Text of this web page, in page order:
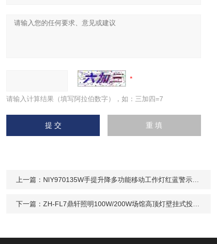
请输入计算结果（填写阿拉伯数字），如：三加四=7
上一篇： NIY970135W手提升降多功能移动工作灯红蓝警示信号
下一篇：ZH-FL7鼎轩照明100W/200W场馆高顶灯壁挂式投光灯